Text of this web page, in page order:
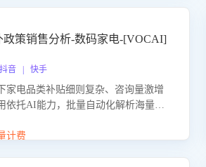
政策销售分析-数码家电-[VOCAI]
音 | 快手
家电品类补贴细则复杂、咨询量激增
依托AI能力，批量自动化解析海量客
与购买意向，深度洞察决策动因。同
计费